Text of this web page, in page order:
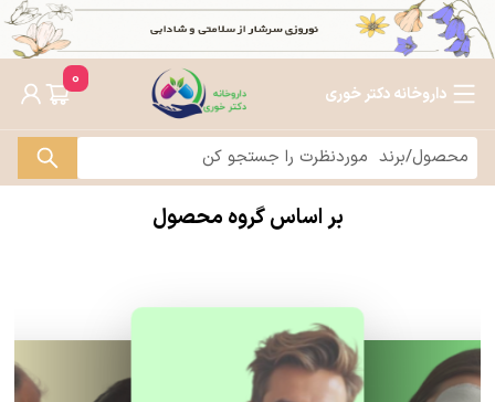
داروخانه دکتر خوری
0
بر اساس گروه محصول